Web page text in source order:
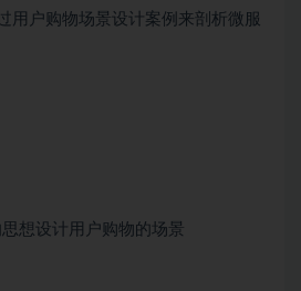
用户购物场景设计案例来剖析微服
想设计用户购物的场景